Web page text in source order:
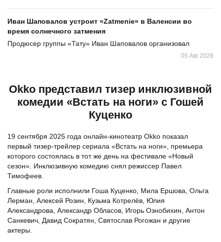
Иван Шаповалов устроит «Zatmenie» в Валенсии во
время солнечного затмения
Продюсер группы «Тату» Иван Шаповалов организовал
05 Авг 2026
Okko представил тизер инклюзивной
комедии «Встать на ноги» с Гошей
Куценко
19 сентября 2025 года онлайн-кинотеатр Okko показал
первый тизер-трейлер сериала «Встать на ноги», премьера
которого состоялась в тот же день на фестивале «Новый
сезон». Инклюзивную комедию снял режиссер Павел
Тимофеев.
Главные роли исполнили Гоша Куценко, Мила Ершова, Ольга
Лерман, Алексей Розин, Кузьма Котрелёв, Юлия
Александрова, Александр Обласов, Игорь Ознобихин, Антон
Санкевич, Давид Сократян, Святослав Рогожан и другие
актеры.